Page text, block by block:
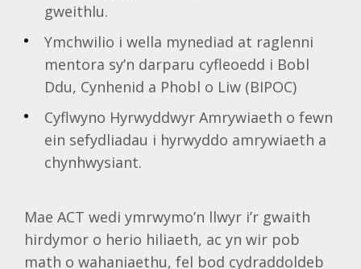
gweithlu.
Ymchwilio i wella mynediad at raglenni
mentora sy’n darparu cyfleoedd i Bobl
Ddu, Cynhenid ​​a Phobl o Liw (BIPOC)
Cyflwyno Hyrwyddwyr Amrywiaeth o fewn
ein sefydliadau i hyrwyddo amrywiaeth a
chynhwysiant.
Mae ACT wedi ymrwymo’n llwyr i’r gwaith
hirdymor o herio hiliaeth, ac yn wir pob
math o wahaniaethu, fel bod cydraddoldeb